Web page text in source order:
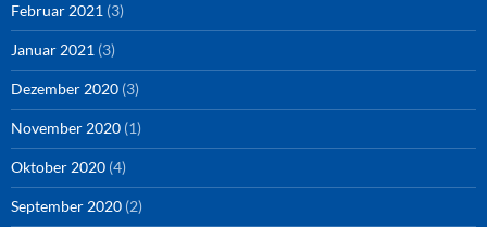
Februar 2021 (3)
Januar 2021 (3)
Dezember 2020 (3)
November 2020 (1)
Oktober 2020 (4)
September 2020 (2)